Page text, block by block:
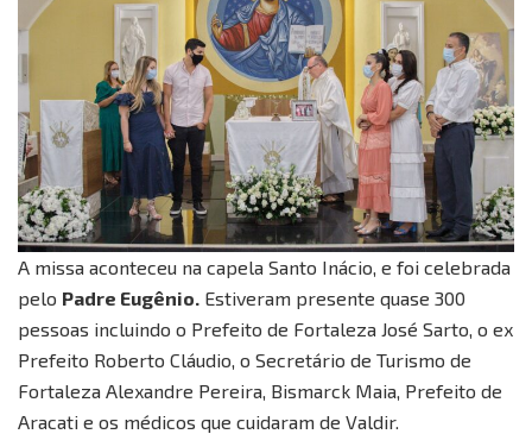
A missa aconteceu na capela Santo Inácio, e foi celebrada
pelo Padre Eugênio. Estiveram presente quase 300
pessoas incluindo o Prefeito de Fortaleza José Sarto, o ex
Prefeito Roberto Cláudio, o Secretário de Turismo de
Fortaleza Alexandre Pereira, Bismarck Maia, Prefeito de
Aracati e os médicos que cuidaram de Valdir.